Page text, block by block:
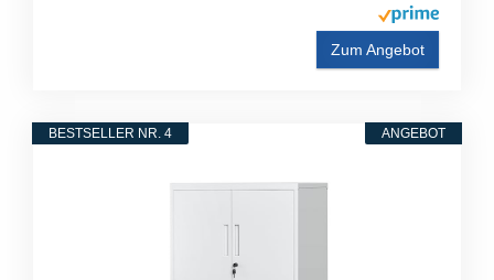
Zum Angebot
ANGEBOT
BESTSELLER NR. 4